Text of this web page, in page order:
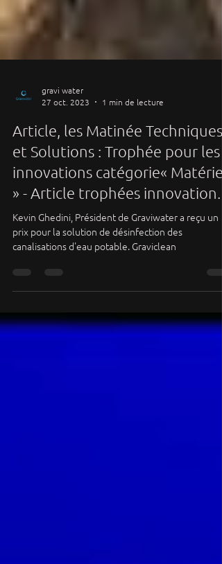
27 oct. 2023
1 min de lecture
Article, les Matinée Techniques
et Solutions : Trophée pour les
innovations catégorie« Matériel
» - Article trophées innovation.
Kevin Ghedini, Président de Graviwater a reçu un
canalisations d'eau potable. Graviclean